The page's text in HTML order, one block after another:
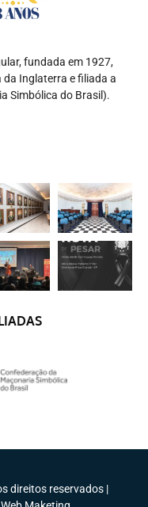
fundada em 1927,
da Inglaterra e filiada a
Simbólica do Brasil).
direitos reservados |